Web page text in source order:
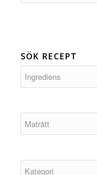
SÖK RECEPT